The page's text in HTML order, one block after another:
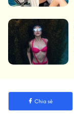
Chia sẻ